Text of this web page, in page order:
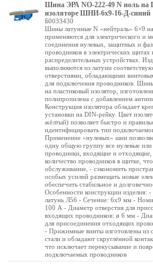
Шина ЭРА NO-222-49 N ноль на
изоляторе ШНИ-6х9-16-Д-синий
Б0033430
Шины латунные N «нейтраль» 6×9
применяются для электрического и
соединения нулевых, защитных и
проводников в электрических щитах
распределительных устройствах.
выполняются из латуни
отверстиями, обладающими
для подключения проводников.
на пластиковый изолятор,
полипропилена с добавлением
Конструкция изолятора обладает
установки на DIN-рейку. Цвет
жёлтый) позволяет быстро и
идентифицировать тип
Применение «нулевых» шин
одну общую группу все нулевые или
проводники, входящие и отходящие,
количество проводников в щитке,
обслуживание, - сэкономить
особых усилий размещать новые
обеспечить стабильное и
Особенности конструкции изделия:
латунь Л56 - Сечение: 6х9 мм -
100 А - Диаметр отверстия для
входящих проводников: ø 6 мм -
для присоединения отходящих
- Прижимные винты изготовлены из
стали и обладают скруглённой
что исключает перекусывание и
подключаемых проводников